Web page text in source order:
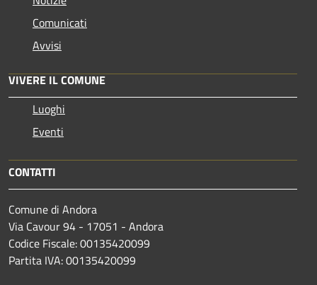
Comunicati
Avvisi
VIVERE IL COMUNE
Luoghi
Eventi
CONTATTI
Comune di Andora
Via Cavour 94 - 17051 - Andora
Codice Fiscale: 00135420099
Partita IVA: 00135420099